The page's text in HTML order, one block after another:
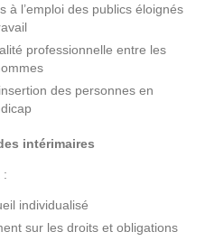
à l’emploi des publics éloignés
professionnelle entre les
des personnes en
intérimaires
:
individualisé
sur les droits et obligations